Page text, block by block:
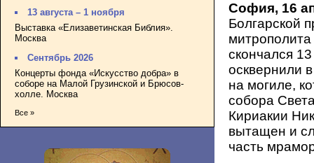
13 августа – 1 ноября
Выставка «Елизаветинская Библия».
Москва
Сентябрь 2026
Концерты фонда «Искусство добра» в
соборе на Малой Грузинской и Брюсов-
холле. Москва
Все »
София, 16
Болгарской
скончался
осквернили
на могиле,
собора
Кириакии
вытащен и
часть